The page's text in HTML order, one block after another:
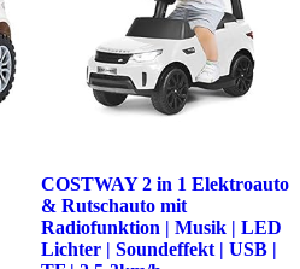
COSTWAY 2 in 1 Elektroauto
& Rutschauto mit
Radiofunktion | Musik | LED
Lichter | Soundeffekt | USB |